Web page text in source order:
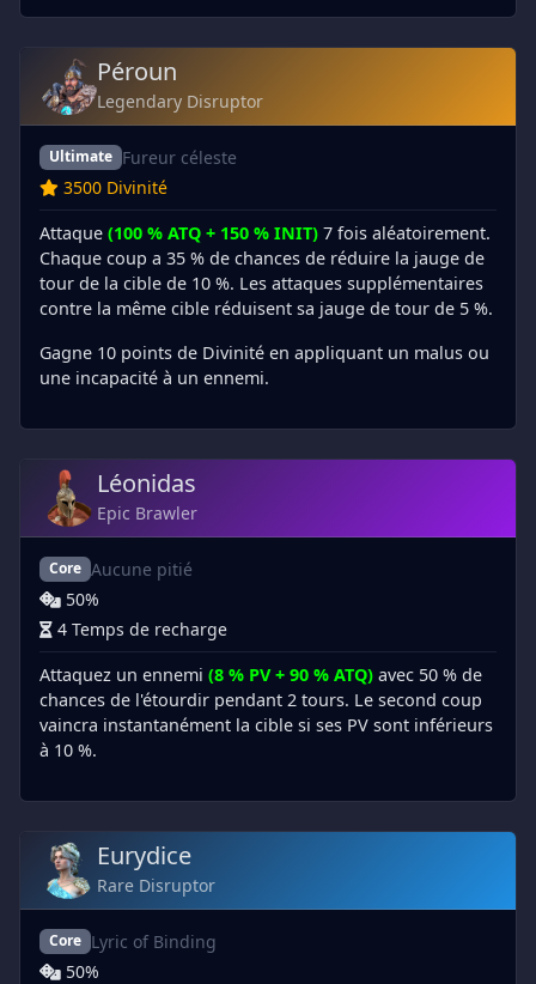
Péroun
Legendary Disruptor
Ultimate Fureur céleste
3500 Divinité
Attaque (100 % ATQ + 150 % INIT) 7 fois aléatoirement.
Chaque coup a 35 % de chances de réduire la jauge de
tour de la cible de 10 %. Les attaques supplémentaires
contre la même cible réduisent sa jauge de tour de 5 %.
Gagne 10 points de Divinité en appliquant un malus ou
une incapacité à un ennemi.
Léonidas
Epic Brawler
Core Aucune pitié
50%
4 Temps de recharge
Attaquez un ennemi (8 % PV + 90 % ATQ) avec 50 % de
chances de l'étourdir pendant 2 tours. Le second coup
vaincra instantanément la cible si ses PV sont inférieurs
à 10 %.
Eurydice
Rare Disruptor
Core Lyric of Binding
50%